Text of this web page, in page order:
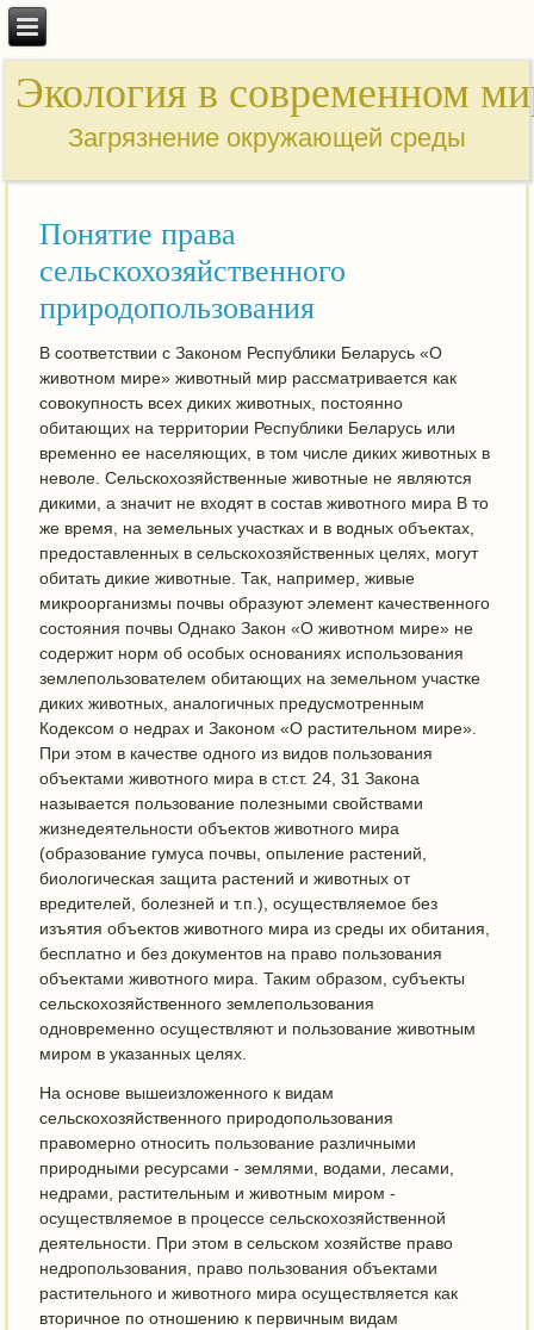
Экология в современном
Загрязнение окружающей среды
Понятие права
сельскохозяйственного
природопользования
В соответствии с Законом Республики Беларусь «О
животном мире» животный мир рассматривается как
совокупность всех диких животных, постоянно
обитающих на территории Республики Беларусь или
временно ее населяющих, в том числе диких животных в
неволе. Сельскохозяйственные животные не являются
дикими, а значит не входят в состав животного мира В то
же время, на земельных участках и в водных объектах,
предоставленных в сельскохозяйственных целях, могут
обитать дикие животные. Так, например, живые
микроорганизмы почвы образуют элемент качественного
состояния почвы Однако Закон «О животном мире» не
содержит норм об особых основаниях использования
землепользователем обитающих на земельном участке
диких животных, аналогичных предусмотренным
Кодексом о недрах и Законом «О растительном мире».
При этом в качестве одного из видов пользования
объектами животного мира в ст.ст. 24, 31 Закона
называется пользование полезными свойствами
жизнедеятельности объектов животного мира
(образование гумуса почвы, опыление растений,
биологическая защита растений и животных от
вредителей, болезней и т.п.), осуществляемое без
изъятия объектов животного мира из среды их обитания,
бесплатно и без документов на право пользования
объектами животного мира. Таким образом, субъекты
сельскохозяйственного землепользования
одновременно осуществляют и пользование животным
миром в указанных целях.
На основе вышеизложенного к видам
сельскохозяйственного природопользования
правомерно относить пользование различными
природными ресурсами - землями, водами, лесами,
недрами, растительным и животным миром -
осуществляемое в процессе сельскохозяйственной
деятельности. При этом в сельском хозяйстве право
недропользования, право пользования объектами
растительного и животного мира осуществляется как
вторичное по отношению к первичным видам